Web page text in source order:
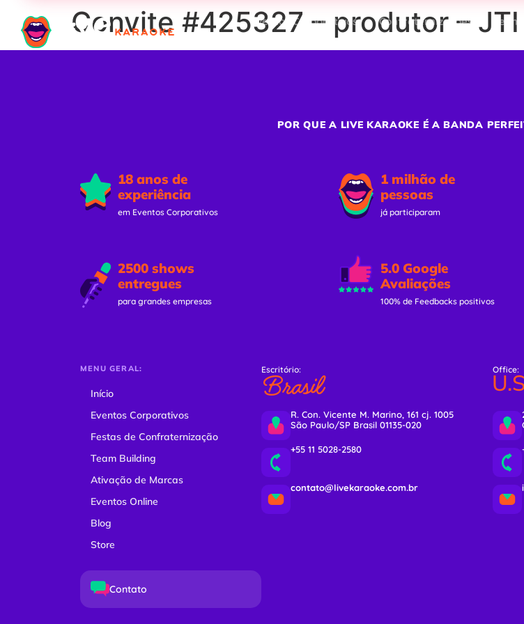
Eventos Corporativos Confraternizações
Convite #425327 – produtor – JTI
POR QUE A LIVE KARAOKE É A BANDA
18 anos de
experiência
em Eventos Corporativos
2500 shows
entregues
para grandes empresas
1 milhão de
pessoas
já participaram
5.0 Google
Avaliações
100% de Feedbacks positivos
MENU GERAL:
Início
Eventos Corporativos
Festas de Confraternização
Team Building
Ativação de Marcas
Eventos Online
Blog
Store
Contato
Escritório:
Brasil
R. Con. Vicente M. Marino, 161 cj. 1005
São Paulo/SP Brasil 01135-020
+55 11 5028-2580
contato@livekaraoke.com.br
Office: